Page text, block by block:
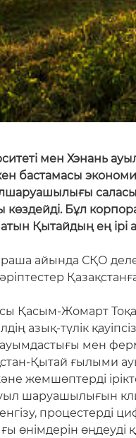
мен Хэнань
бастамасы
Бұл
Қытайдың ең
айында СҚО
Жомарт Тоқаев
азық-түлік
мен
Қытай ғылыми
жемшөптерді
ауыл шаруашылығын
процестерді
өнімдерін өңдеуді